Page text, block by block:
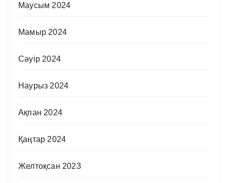
Маусым 2024
Мамыр 2024
Сәуір 2024
Наурыз 2024
Ақпан 2024
Қаңтар 2024
Желтоқсан 2023